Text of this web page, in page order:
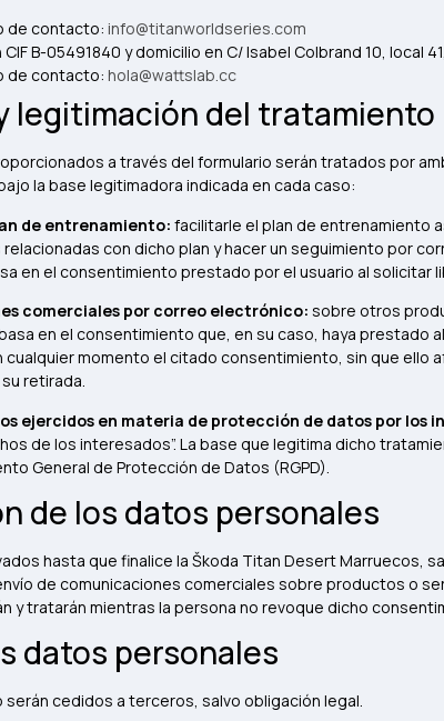
de contacto: info@titanworldseries.com
CIF B-05491840 y domicilio en C/ Isabel Colbrand 10, local
de contacto: hola@wattslab.cc
legitimación del tratamiento
a través del formulario serán tratados por
la base legitimadora indicada en cada caso:
de entrenamiento: facilitarle el plan de entrenamiento
con dicho plan y hacer un seguimiento por
en el consentimiento prestado por el usuario al solicitar
comerciales por correo electrónico: sobre otros
en el consentimiento que, en su caso, haya prestado
cualquier momento el citado consentimiento, sin que ello
retirada.
ejercidos en materia de protección de datos por los
de los interesados”. La base que legitima dicho
General de Protección de Datos (RGPD).
de los datos personales
hasta que finalice la Škoda Titan Desert Marruecos,
de comunicaciones comerciales sobre productos o
y tratarán mientras la persona no revoque dicho
datos personales
cedidos a terceros, salvo obligación legal.